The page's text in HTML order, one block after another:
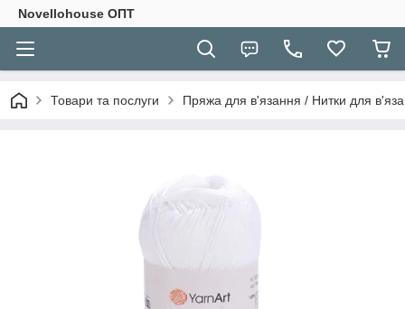
Novellohouse ОПТ
Товари та послуги Пряжа для в'язання / Нитки для